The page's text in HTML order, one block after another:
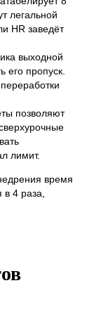
легальной
HR заведёт
выходной
его пропуск.
позволяют
лимит.
время
4 раза,